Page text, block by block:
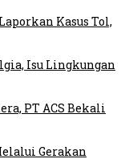
Kasus Tol,
Isu Lingkungan
PT ACS Bekali
Gerakan